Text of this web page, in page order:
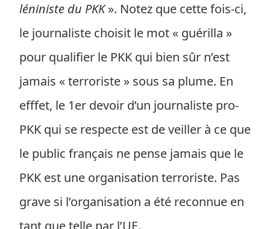
léniniste du PKK». Notez que cette fois-ci,
le journaliste choisit le mot « guérilla »
pour qualifier le PKK qui bien sûr n’est
jamais « terroriste » sous sa plume. En
efffet, le 1er devoir d’un journaliste pro-
PKK qui se respecte est de veiller à ce que
le public français ne pense jamais que le
PKK est une organisation terroriste. Pas
grave si l’organisation a été reconnue en
tant que telle par l’UE.